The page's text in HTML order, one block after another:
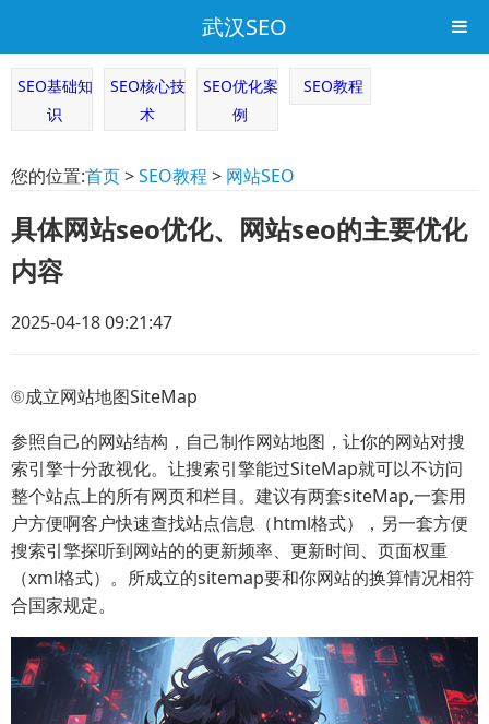
武汉SEO
SEO基础知
识
SEO核心技
术
SEO优化案
例
SEO教程
您的位置:首页>SEO教程 > 网站SEO
具体网站seo优化、网站seo的主要优化
内容
2025-04-18 09:21:47
⑥成立网站地图SiteMap
参照自己的网站结构，自己制作网站地图，让你的网站对搜
索引擎十分敌视化。让搜索引擎能过SiteMap就可以不访问
整个站点上的所有网页和栏目。建议有两套siteMap,一套用
户方便啊客户快速查找站点信息（html格式），另一套方便
搜索引擎探听到网站的的更新频率、更新时间、页面权重
（xml格式）。所成立的sitemap要和你网站的换算情况相符
合国家规定。